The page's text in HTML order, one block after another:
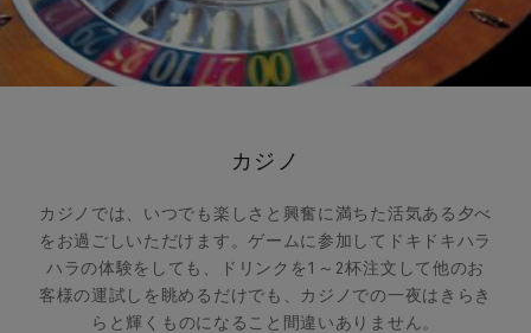
カジノ
カジノでは、いつでも楽しさと興奮に満ちた活気ある夕べ
をお過ごしいただけます。ゲームに参加してドキドキハラ
ハラの体験をしても、ドリンクを1～2杯注文して他のお
客様の運試しを眺めるだけでも、カジノでの一夜はきらき
らと輝くものになること間違いありません。